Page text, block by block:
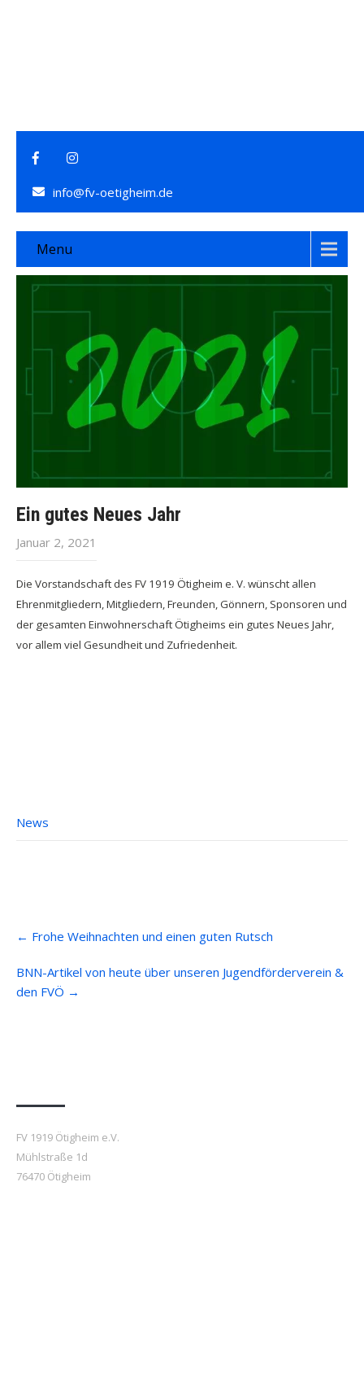
info@fv-oetigheim.de
Menu
Ein gutes Neues Jahr
Januar 2, 2021
Die Vorstandschaft des FV 1919 Ötigheim e. V. wünscht allen
Ehrenmitgliedern, Mitgliedern, Freunden, Gönnern, Sponsoren und
der gesamten Einwohnerschaft Ötigheims ein gutes Neues Jahr,
vor allem viel Gesundheit und Zufriedenheit.
News
navigation
← Frohe Weihnachten und einen guten Rutsch
BNN-Artikel von heute über unseren Jugendförderverein &
den FVÖ →
FV 1919 Ötigheim e.V.
Mühlstraße 1d
76470 Ötigheim